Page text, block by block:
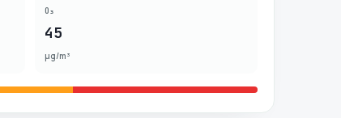
O₃
45
µg/m³